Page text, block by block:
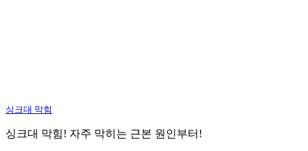
싱크대 막힘
싱크대 막힘! 자주 막히는 근본 원인부터!